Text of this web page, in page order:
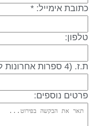
אימייל: *
ספרות אחרונות לאימות):
נוספים: